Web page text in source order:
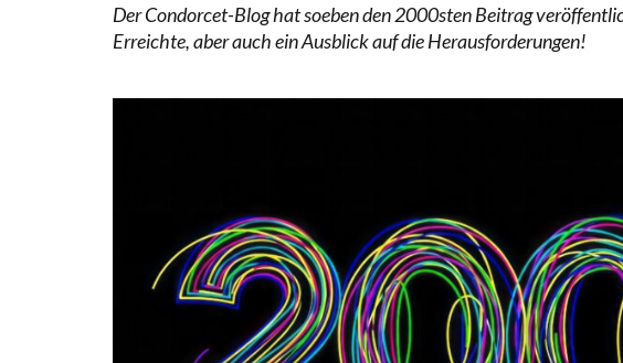
Der Condorcet-Blog hat soeben den 2000sten Beitrag
Erreichte, aber auch ein Ausblick auf die Herausforderungen!